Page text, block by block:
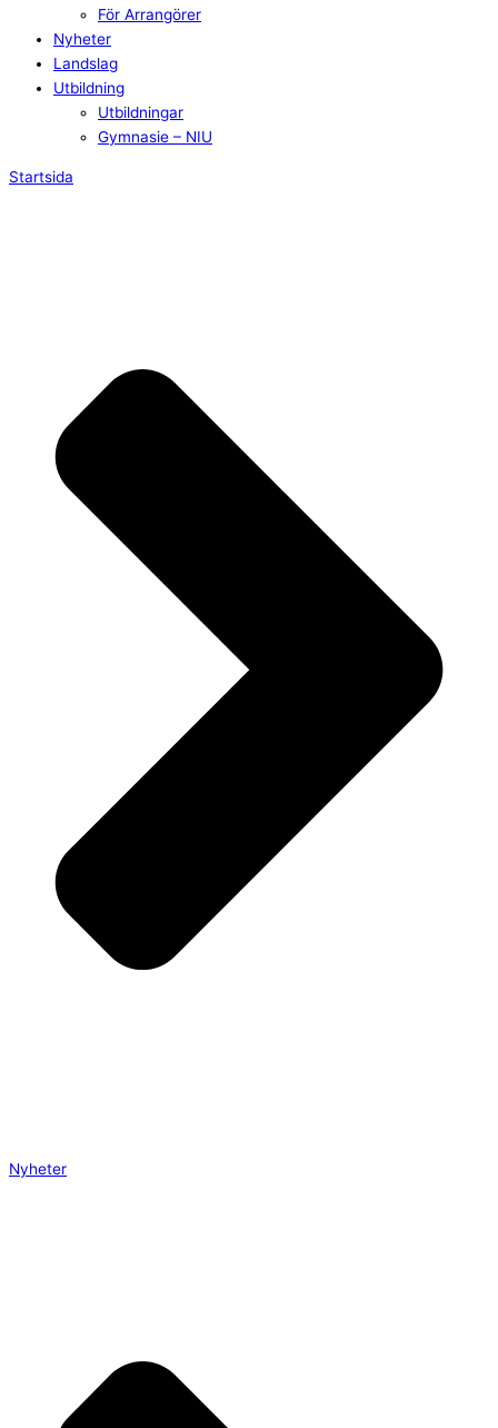
För Arrangörer
Nyheter
Landslag
Utbildning
Utbildningar
Gymnasie – NIU
Startsida
Nyheter